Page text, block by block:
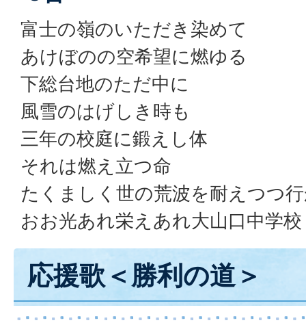
富士の嶺のいただき染めて
あけぼのの空希望に燃ゆる
下総台地のただ中に
風雪のはげしき時も
三年の校庭に鍛えし体
それは燃え立つ命
たくましく世の荒波を耐えつつ
おお光あれ栄えあれ大山口中学校
応援歌＜勝利の道＞